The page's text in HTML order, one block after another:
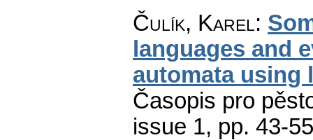
Čulík, Karel:
languages and
automata using
Časopis pro
issue 1, pp. 43-55